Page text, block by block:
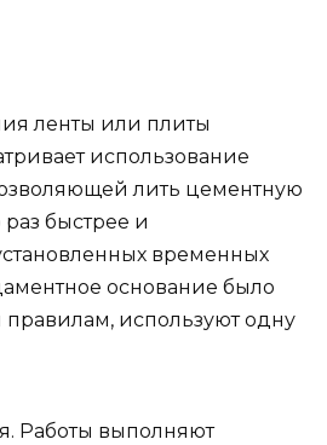
ленты или плиты
использование
лить цементную
быстрее и
временных
основание было
правилам, используют одну
Работы выполняют